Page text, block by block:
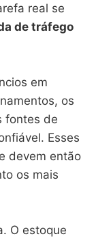
real se
de tráfego
em
os
fontes de
Esses
devem então
os mais
O estoque